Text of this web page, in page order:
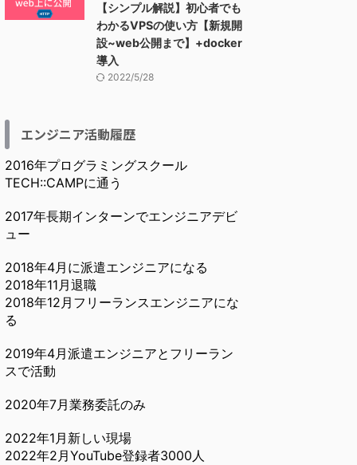
【シンプル解説】初心者でも
わかるVPSの使い方【新規開
設~web公開まで】+docker
導入
2022/5/28
エンジニア活動履歴
2016年プログラミングスクール
TECH::CAMPに通う
2017年長期インターンでエンジニアデビ
ュー
2018年4月に派遣エンジニアになる
2018年11月退職
2018年12月フリーランスエンジニアにな
る
2019年4月派遣エンジニアとフリーラン
スで活動
2020年7月業務委託のみ
2022年1月新しい現場
2022年2月YouTube登録者3000人